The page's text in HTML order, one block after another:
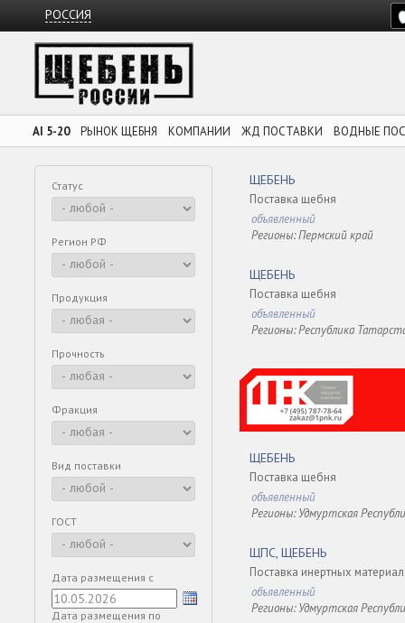
РОССИЯ
AI 5-20 РЫНОК ЩЕБНЯ КОМПАНИИ ЖД ПОСТАВКИ ВОДНЫЕ
Статус
Регион РФ
Продукция
Прочность
Фракция
Вид поставки
ГОСТ
Дата размещения с
Дата размещения по
ЩЕБЕНЬ
Поставка щебня
объявленный
Регионы: Пермский край
ЩЕБЕНЬ
Поставка щебня
объявленный
Регионы: Республика
ЩЕБЕНЬ
Поставка щебня
объявленный
Регионы: Удмуртская
ЩПС, ЩЕБЕНЬ
Поставка инертных
объявленный
Регионы: Удмуртская